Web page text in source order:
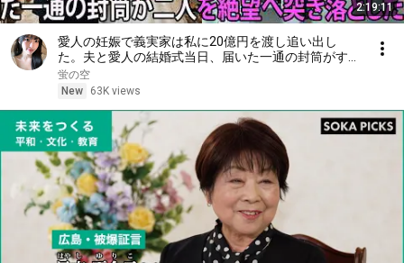
2:19:11
愛人の妊娠で義実家は私に20億円を渡し追い出し
た。夫と愛人の結婚式当日、届いた一通の封筒がすべ
てを終わらせた――| 感動する話 | スカッとする話
蛍の空
New
63K views